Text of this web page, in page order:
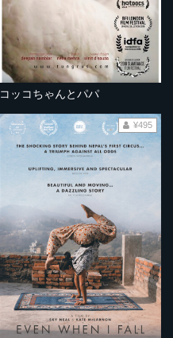
コッコちゃんとパパ
¥495